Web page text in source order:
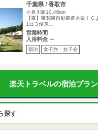
千葉県 / 香取市
小見川駅10.46km
【車】東関東自動車道大栄ＩＣ
1日３便運…
営業時間
入浴料金 ～
宿泊 女子旅・女子会
楽天トラベルの宿泊プラ
探す